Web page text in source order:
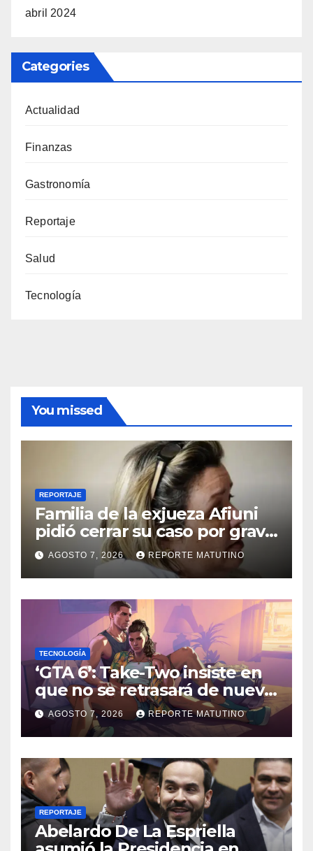
abril 2024
Categories
Actualidad
Finanzas
Gastronomía
Reportaje
Salud
Tecnología
You missed
REPORTAJE
Familia de la exjueza Afiuni
pidió cerrar su caso por grave
enfermedad
AGOSTO 7, 2026 REPORTE MATUTINO
TECNOLOGÍA
‘GTA 6’: Take-Two insiste en
que no se retrasará de nuevo
y quiere que tú también
confíes
AGOSTO 7, 2026 REPORTE MATUTINO
REPORTAJE
Abelardo De La Espriella